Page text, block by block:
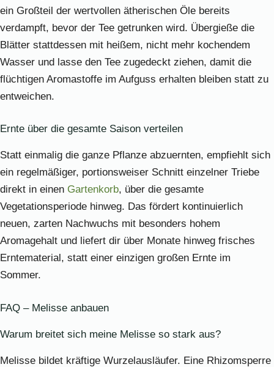
ein Großteil der wertvollen ätherischen Öle bereits
verdampft, bevor der Tee getrunken wird. Übergieße die
Blätter stattdessen mit heißem, nicht mehr kochendem
Wasser und lasse den Tee zugedeckt ziehen, damit die
flüchtigen Aromastoffe im Aufguss erhalten bleiben statt zu
entweichen.
Ernte über die gesamte Saison verteilen
Statt einmalig die ganze Pflanze abzuernten, empfiehlt sich
ein regelmäßiger, portionsweiser Schnitt einzelner Triebe
direkt in einen Gartenkorb, über die gesamte
Vegetationsperiode hinweg. Das fördert kontinuierlich
neuen, zarten Nachwuchs mit besonders hohem
Aromagehalt und liefert dir über Monate hinweg frisches
Erntematerial, statt einer einzigen großen Ernte im
Sommer.
FAQ – Melisse anbauen
Warum breitet sich meine Melisse so stark aus?
Melisse bildet kräftige Wurzelausläufer. Eine Rhizomsperre